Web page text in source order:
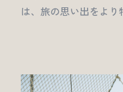
は、旅の思い出をより